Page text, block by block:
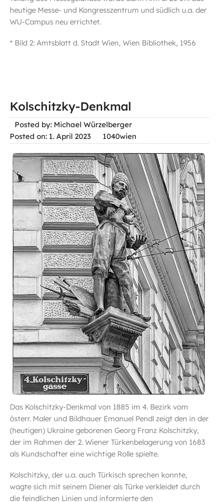
heutige Messe- und Kongresszentrum und südlich u.a. der
WU-Campus neu errichtet.
* Bild 2: Amtsblatt d. Stadt Wien, Wien Bibliothek, 1956
Kolschitzky-Denkmal
Posted by: Michael Würzelberger
Posted on: 1. April 2023
1040wien
Das Kolschitzky-Denkmal von 1885 im 4. Bezirk vom
österr. Maler und Bildhauer Emanuel Pendl zeigt den in der
(heutigen) Ukraine geborenen Georg Franz Kolschitzky,
der im Rahmen der 2. Wiener Türkenbelagerung von 1683
als Kundschafter eine wichtige Rolle spielte.
Kolschitzky, der u.a. auch Türkisch sprechen konnte,
wagte sich mit seinem Diener als Türke verkleidet durch
die feindlichen Linien und informierte den